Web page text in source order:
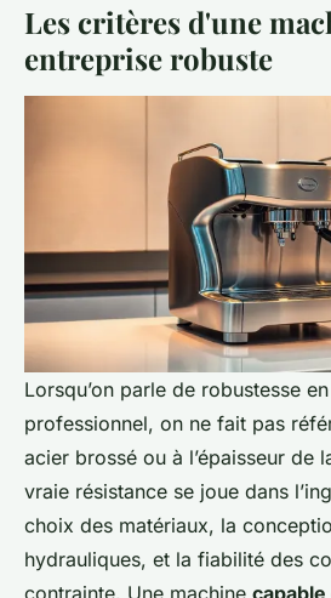
Les critères d'une
entreprise robuste
Lorsqu’on parle de robustesse
professionnel, on ne fait pas
acier brossé ou à l’épaisseur de
vraie résistance se joue dans
choix des matériaux, la
hydrauliques, et la fiabilité des